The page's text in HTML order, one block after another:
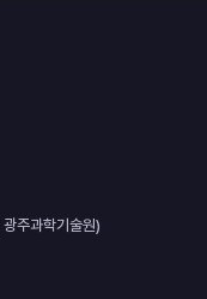
주과학기술원)